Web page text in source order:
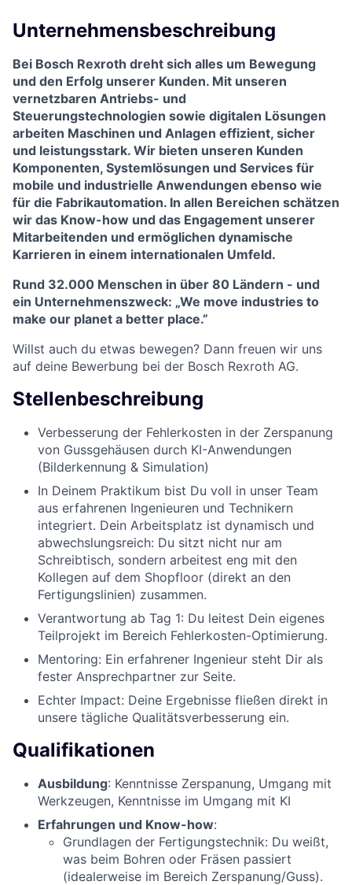
Unternehmensbeschreibung
Bei Bosch Rexroth dreht sich alles um Bewegung
und den Erfolg unserer Kunden. Mit unseren
vernetzbaren Antriebs- und
Steuerungstechnologien sowie digitalen Lösungen
arbeiten Maschinen und Anlagen effizient, sicher
und leistungsstark. Wir bieten unseren Kunden
Komponenten, Systemlösungen und Services für
mobile und industrielle Anwendungen ebenso wie
für die Fabrikautomation. In allen Bereichen schätzen
wir das Know-how und das Engagement unserer
Mitarbeitenden und ermöglichen dynamische
Karrieren in einem internationalen Umfeld.
Rund 32.000 Menschen in über 80 Ländern - und
ein Unternehmenszweck: „We move industries to
make our planet a better place.”
Willst auch du etwas bewegen? Dann freuen wir uns
auf deine Bewerbung bei der Bosch Rexroth AG.
Stellenbeschreibung
Verbesserung der Fehlerkosten in der Zerspanung
von Gussgehäusen durch KI-Anwendungen
(Bilderkennung & Simulation)
In Deinem Praktikum bist Du voll in unser Team
aus erfahrenen Ingenieuren und Technikern
integriert. Dein Arbeitsplatz ist dynamisch und
abwechslungsreich: Du sitzt nicht nur am
Schreibtisch, sondern arbeitest eng mit den
Kollegen auf dem Shopfloor (direkt an den
Fertigungslinien) zusammen.
Verantwortung ab Tag 1: Du leitest Dein eigenes
Teilprojekt im Bereich Fehlerkosten-Optimierung.
Mentoring: Ein erfahrener Ingenieur steht Dir als
fester Ansprechpartner zur Seite.
Echter Impact: Deine Ergebnisse fließen direkt in
unsere tägliche Qualitätsverbesserung ein.
Qualifikationen
Ausbildung: Kenntnisse Zerspanung, Umgang mit
Werkzeugen, Kenntnisse im Umgang mit KI
Erfahrungen und Know-how:
Grundlagen der Fertigungstechnik: Du weißt,
was beim Bohren oder Fräsen passiert
(idealerweise im Bereich Zerspanung/Guss).